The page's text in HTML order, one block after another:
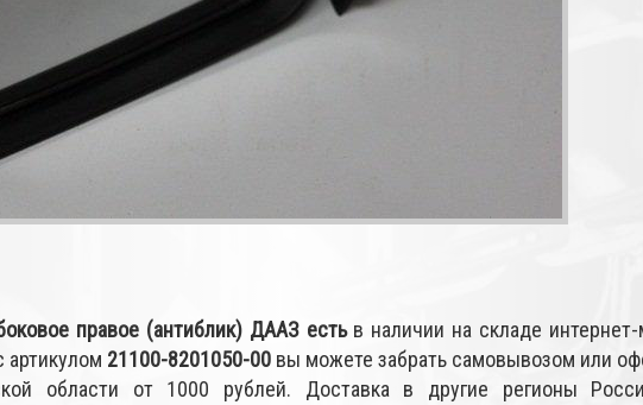
правое (антиблик) ДААЗ естьв наличии на складе интернет-
артикулом 21100-8201050-00 вы можете забрать самовывозом или
области от 1000 рублей. Доставка в другие регионы